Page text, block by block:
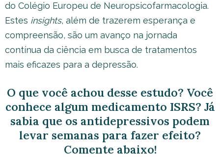
do Colégio Europeu de Neuropsicofarmacologia.
Estes insights, além de trazerem esperança e
compreensão, são um avanço na jornada
contínua da ciência em busca de tratamentos
mais eficazes para a depressão.
O que você achou desse estudo? Você
conhece algum medicamento ISRS? Já
sabia que os antidepressivos podem
levar semanas para fazer efeito?
Comente abaixo!